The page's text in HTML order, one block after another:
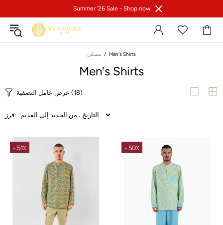
Summer '26 Sale - Shop now
مسكن Men's Shirts
Men's Shirts
عرض عامل التصفية (18)
فرز:
- 51٪ - 50٪